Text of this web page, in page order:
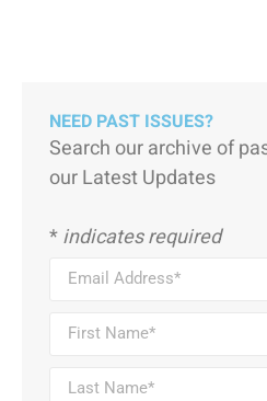
NEED PAST ISSUES?
Search our archive of
our Latest Updates
*indicates required